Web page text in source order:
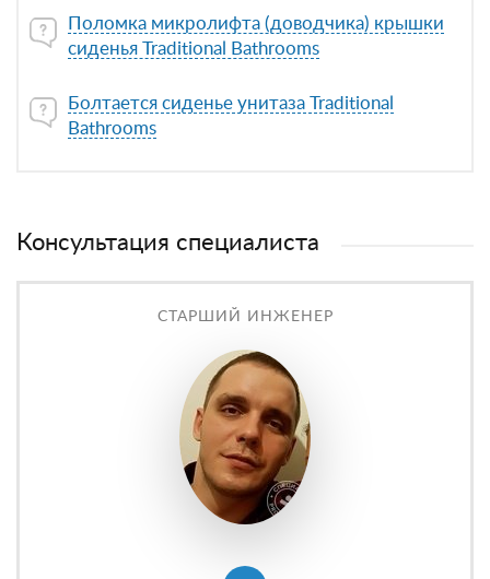
Поломка микролифта (доводчика) крышки
сиденья Traditional Bathrooms
Болтается сиденье унитаза Traditional
Bathrooms
Консультация специалиста
СТАРШИЙ ИНЖЕНЕР